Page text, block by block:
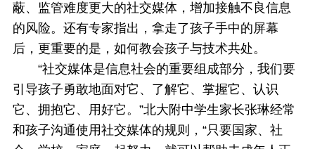
蔽、监管难度更大的社交媒体，增加接触不良信息
的风险。还有专家指出，拿走了孩子手中的屏幕
后，更重要的是，如何教会孩子与技术共处。
“社交媒体是信息社会的重要组成部分，我们要
引导孩子勇敢地面对它、了解它、掌握它、认识
它、拥抱它、用好它。”北大附中学生家长张琳经常
和孩子沟通使用社交媒体的规则，“只要国家、社